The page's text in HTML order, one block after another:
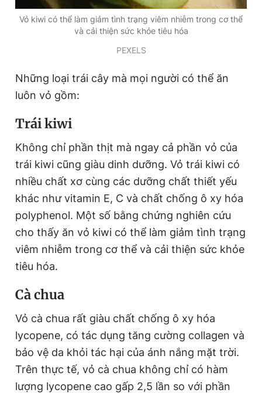
Quảng cáo RSS Tòa soạn Chính sách bảo
Tổng biên tập: Nguyễn Ngọc Toàn
Phó tổng biên tập: Trần Việt Hưng
Tổng thư ký tòa soạn: Đức Trung
© 2003-2026 Bản quyền thuộc về Báo Thanh Niên. Cấm sao
chép dưới mọi hình thức nếu không có sự chấp thuận bằng văn
bản. Phát triển bởi ePi Technologies, JSC.
Vỏ kiwi có thể làm giảm tình trạng viêm nhiễm trong cơ thể
và cải thiện sức khỏe tiêu hóa
PEXELS
Những loại trái cây mà mọi người có thể ăn
luôn vỏ gồm:
Trái kiwi
Không chỉ phần thịt mà ngay cả phần vỏ của
trái kiwi cũng giàu dinh dưỡng. Vỏ trái kiwi có
nhiều chất xơ cùng các dưỡng chất thiết yếu
khác như vitamin E, C và chất chống ô xy hóa
polyphenol. Một số bằng chứng nghiên cứu
cho thấy ăn vỏ kiwi có thể làm giảm tình trạng
viêm nhiễm trong cơ thể và cải thiện sức khỏe
tiêu hóa.
Cà chua
Vỏ cà chua rất giàu chất chống ô xy hóa
lycopene, có tác dụng tăng cường collagen và
bảo vệ da khỏi tác hại của ánh nắng mặt trời.
Trên thực tế, vỏ cà chua không chỉ có hàm
lượng lycopene cao gấp 2,5 lần so với phần